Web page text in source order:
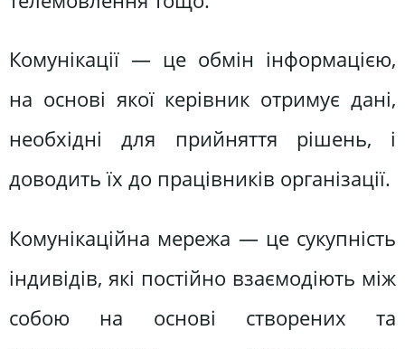
Комунікації — це обмін інформацією,
на основі якої керівник отримує дані,
необхідні для прийняття рішень, і
доводить їх до працівників організації.
Комунікаційна мережа — це сукупність
індивідів, які постійно взаємодіють між
собою на основі створених та